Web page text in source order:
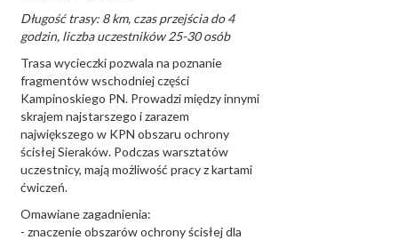
Długość trasy: 8 km, czas przejścia do 4
godzin, liczba uczestników 25-30 osób
Trasa wycieczki pozwala na poznanie
fragmentów wschodniej części
Kampinoskiego PN. Prowadzi między innymi
skrajem najstarszego i zarazem
największego w KPN obszaru ochrony
ścisłej Sieraków. Podczas warsztatów
uczestnicy, mają możliwość pracy z kartami
ćwiczeń.
Omawiane zagadnienia:
- znaczenie obszarów ochrony ścisłej dla